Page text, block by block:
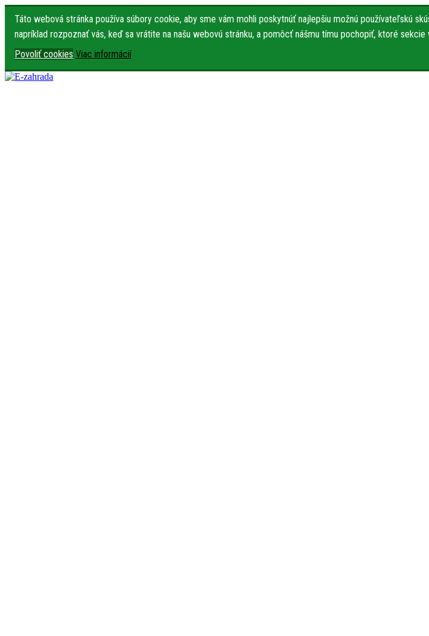
Táto webová stránka používa súbory cookie, aby sme vám mohli poskytnúť najlepšiu možnú používateľskú
napríklad rozpoznať vás, keď sa vrátite na našu webovú stránku, a pomôcť nášmu tímu pochopiť, ktoré
Povoliť cookies Viac informácií